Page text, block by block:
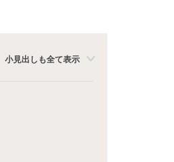
小見出しも全て表示